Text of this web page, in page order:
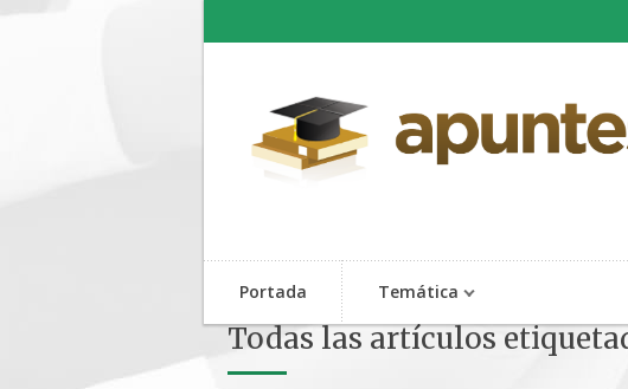
Portada Temática
Todas las artículos